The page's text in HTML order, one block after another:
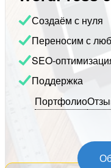
Создаём с нуля
Переносим с
SEO-
Поддержка
Портфолио